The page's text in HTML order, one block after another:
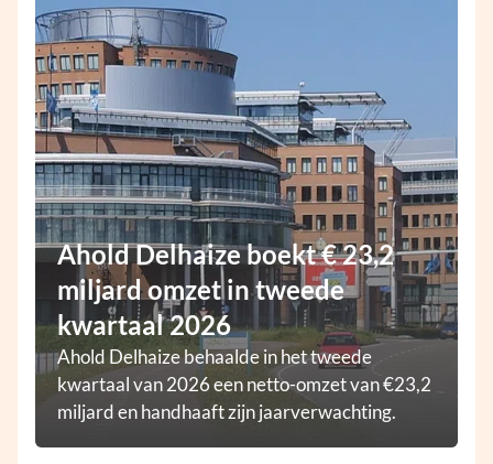
Ahold Delhaize boekt € 23,2
miljard omzet in tweede
kwartaal 2026
Ahold Delhaize behaalde in het tweede
kwartaal van 2026 een netto-omzet van €23,2
miljard en handhaaft zijn jaarverwachting.